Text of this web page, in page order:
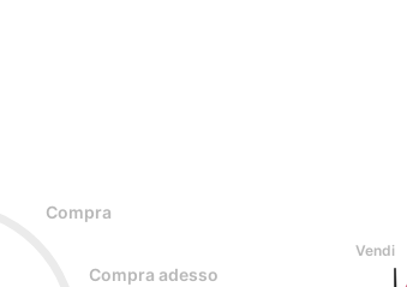
Compra
Compra adesso
Vendi